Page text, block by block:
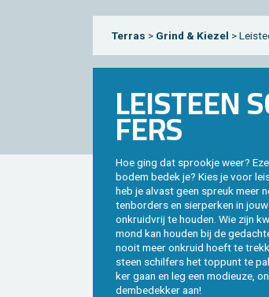
Ter­ras > Grind & Kie­zel >
LEI­STEEN
FERS
Hoe ging dat sprook­je weer?
bodem bedek je? Kies je voor
heb je al­vast geen spreuk meer
ten­bor­ders en sier­per­ken in
on­kruid­vrij te hou­den. Wie zijn
mond kan hou­den bij de
nooit meer on­kruid hoeft te
steen schil­fers het top­punt te
ker gaan en leg een mo­di­eu­ze,
dem­be­dek­ker aan!